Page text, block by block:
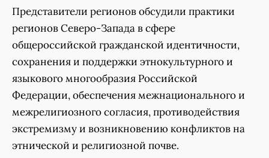
Представители регионов обсудили практики
регионов Северо-Запада в сфере
общероссийской гражданской идентичности,
сохранения и поддержки этнокультурного и
языкового многообразия Российской
Федерации, обеспечения межнационального и
межрелигиозного согласия, противодействия
экстремизму и возникновению конфликтов на
этнической и религиозной почве.